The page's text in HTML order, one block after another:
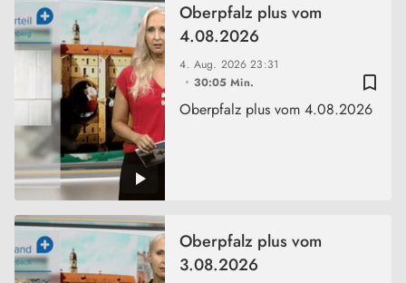
bookmark_border
4. Aug. 202623:31
30:05 Min.
Oberpfalz plus vom
4.08.2026
Oberpfalz plus vom 4.08.2026
Oberpfalz plus vom
3.08.2026